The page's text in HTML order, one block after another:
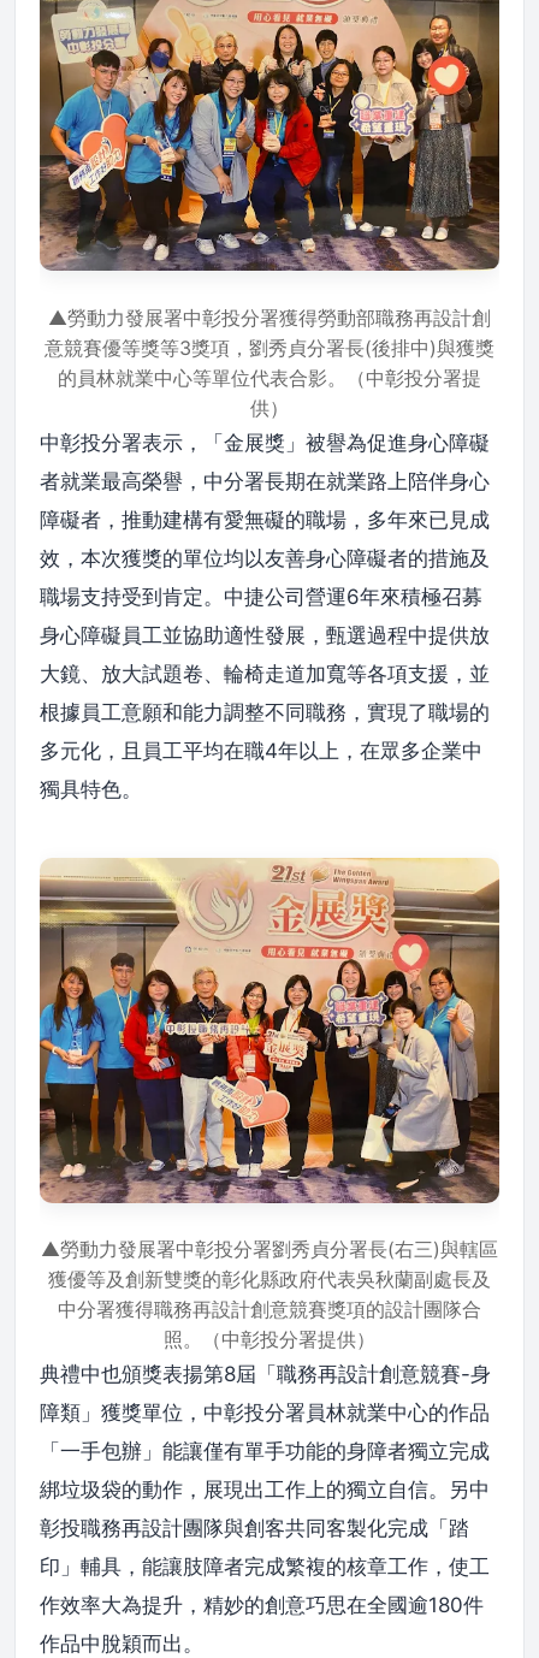
▲勞動力發展署中彰投分署獲得勞動部職務再設計創
意競賽優等獎等3獎項，劉秀貞分署長(後排中)與獲獎
的員林就業中心等單位代表合影。（中彰投分署提
供）
中彰投分署表示，「金展獎」被譽為促進身心障礙
者就業最高榮譽，中分署長期在就業路上陪伴身心
障礙者，推動建構有愛無礙的職場，多年來已見成
效，本次獲獎的單位均以友善身心障礙者的措施及
職場支持受到肯定。中捷公司營運6年來積極召募
身心障礙員工並協助適性發展，甄選過程中提供放
大鏡、放大試題卷、輪椅走道加寬等各項支援，並
根據員工意願和能力調整不同職務，實現了職場的
多元化，且員工平均在職4年以上，在眾多企業中
獨具特色。
▲勞動力發展署中彰投分署劉秀貞分署長(右三)與轄區
獲優等及創新雙獎的彰化縣政府代表吳秋蘭副處長及
中分署獲得職務再設計創意競賽獎項的設計團隊合
照。（中彰投分署提供）
典禮中也頒獎表揚第8屆「職務再設計創意競賽-身
障類」獲獎單位，中彰投分署員林就業中心的作品
「一手包辦」能讓僅有單手功能的身障者獨立完成
綁垃圾袋的動作，展現出工作上的獨立自信。另中
彰投職務再設計團隊與創客共同客製化完成「踏
印」輔具，能讓肢障者完成繁複的核章工作，使工
作效率大為提升，精妙的創意巧思在全國逾180件
作品中脫穎而出。